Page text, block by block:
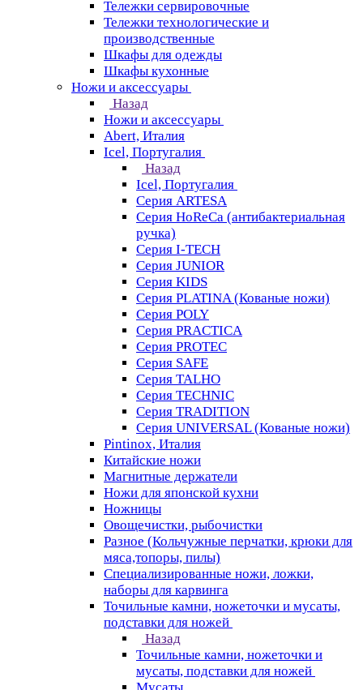
Тележки сервировочные
Тележки технологические и
производственные
Шкафы для одежды
Шкафы кухонные
Ножи и аксессуары
Назад
Ножи и аксессуары
Abert, Италия
Icel, Португалия
Назад
Icel, Португалия
Серия ARTESA
Серия HoReCa (антибактериальная
ручка)
Серия I-TECH
Серия JUNIOR
Серия KIDS
Серия PLATINA (Кованые ножи)
Серия POLY
Серия PRACTICA
Серия PROTEC
Серия SAFE
Серия TALHO
Серия TECHNIC
Серия TRADITION
Серия UNIVERSAL (Кованые ножи)
Pintinox, Италия
Китайские ножи
Магнитные держатели
Ножи для японской кухни
Ножницы
Овощечистки, рыбочистки
Разное (Кольчужные перчатки, крюки для
мяса,топоры, пилы)
Специализированные ножи, ложки,
наборы для карвинга
Точильные камни, ножеточки и мусаты,
подставки для ножей
Назад
Точильные камни, ножеточки и
мусаты, подставки для ножей